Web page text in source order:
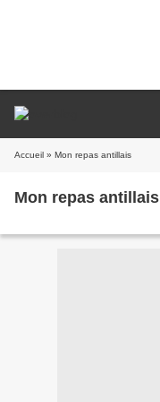
Accueil » Mon repas antillais
Mon repas antillais